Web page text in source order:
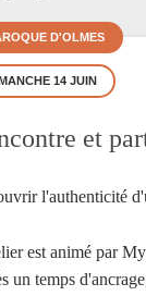
D'OLMES
14 JUIN
et
l'authenticité
est animé par
un temps